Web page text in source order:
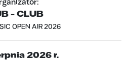
- CLUB
OPEN AIR 2026
2026 r.